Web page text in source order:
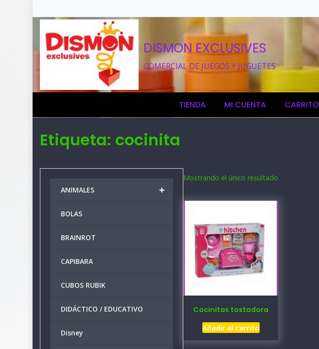
DISMON EXCLUSIVES
COMERCIAL DE JUEGOS Y JUGUETES
TIENDA MI CUENTA CARRITO
Etiqueta: cocinita
Mostrando el único resultado
Cocinitas tostadora
Añadir al carrito
+
ANIMALES
BOLAS
BRAINROT
CAPIBARA
CUBOS RUBIK
DIDÁCTICO / EDUCATIVO
Disney